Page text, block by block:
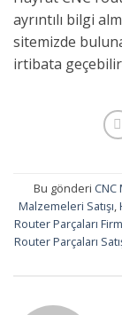
ayrıntılı bilgi
sitemizde
irtibata
Bu gönderi CNC
Malzemeleri Satışı,
Router Parçaları
Router Parçaları